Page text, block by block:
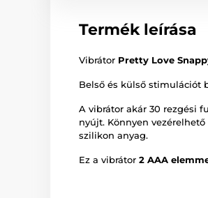
Termék leírása
Vibrátor Pretty Love
Belső és külső stimulációt
A vibrátor akár 30 rezgési
nyújt. Könnyen
szilikon anyag.
Ez a vibrátor 2 AAA